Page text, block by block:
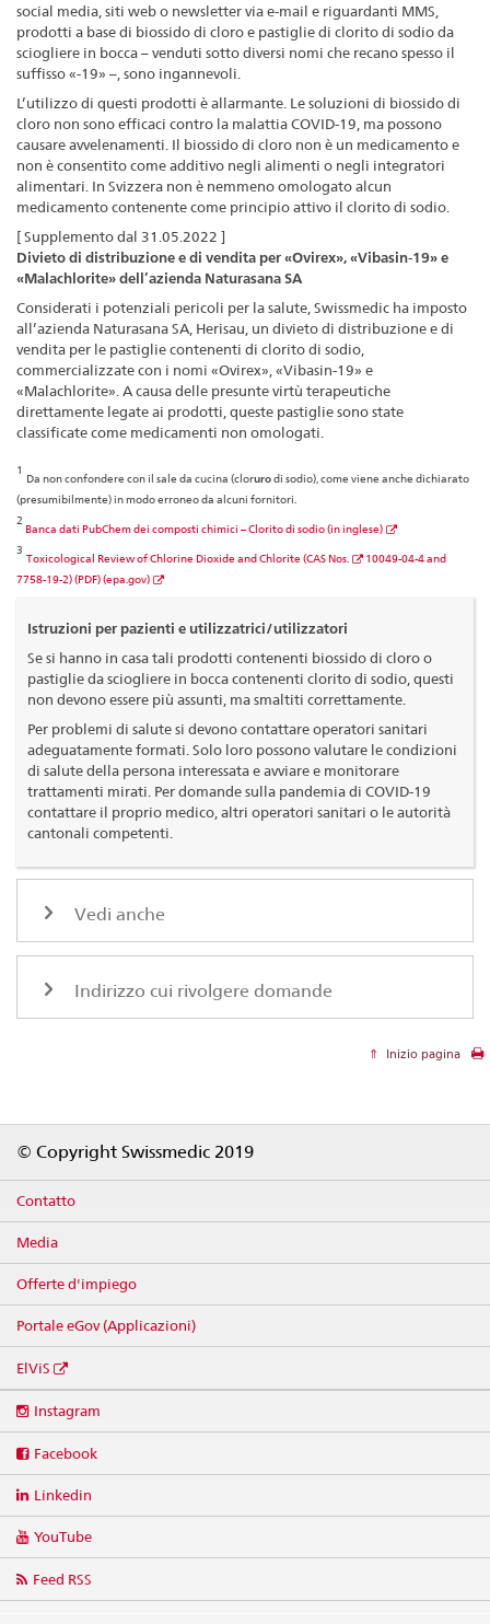
social media, siti web o newsletter via e-mail e riguardanti MMS,
prodotti a base di biossido di cloro e pastiglie di clorito di sodio da
sciogliere in bocca – venduti sotto diversi nomi che recano spesso il
suffisso «-19» –, sono ingannevoli.
L’utilizzo di questi prodotti è allarmante. Le soluzioni di biossido di
cloro non sono efficaci contro la malattia COVID-19, ma possono
causare avvelenamenti. Il biossido di cloro non è un medicamento e
non è consentito come additivo negli alimenti o negli integratori
alimentari. In Svizzera non è nemmeno omologato alcun
medicamento contenente come principio attivo il clorito di sodio.
[ Supplemento dal 31.05.2022 ]
Divieto di distribuzione e di vendita per «Ovirex», «Vibasin-19» e
«Malachlorite» dell’azienda Naturasana SA
Considerati i potenziali pericoli per la salute, Swissmedic ha imposto
all’azienda Naturasana SA, Herisau, un divieto di distribuzione e di
vendita per le pastiglie contenenti di clorito di sodio,
commercializzate con i nomi «Ovirex», «Vibasin-19» e
«Malachlorite». A causa delle presunte virtù terapeutiche
direttamente legate ai prodotti, queste pastiglie sono state
classificate come medicamenti non omologati.
1
Da non confondere con il sale da cucina (clorurodi sodio), come viene anche dichiarato
(presumibilmente) in modo erroneo da alcuni fornitori.
2
Banca dati PubChem dei composti chimici – Clorito di sodio (in inglese)
3
Toxicological Review of Chlorine Dioxide and Chlorite (CAS Nos.
10049-04-4 and
7758-19-2) (PDF) (epa.gov)
Istruzioni per pazienti e utilizzatrici/utilizzatori
Se si hanno in casa tali prodotti contenenti biossido di cloro o
pastiglie da sciogliere in bocca contenenti clorito di sodio, questi
non devono essere più assunti, ma smaltiti correttamente.
Per problemi di salute si devono contattare operatori sanitari
adeguatamente formati. Solo loro possono valutare le condizioni
di salute della persona interessata e avviare e monitorare
trattamenti mirati. Per domande sulla pandemia di COVID-19
contattare il proprio medico, altri operatori sanitari o le autorità
cantonali competenti.
Vedi anche
Indirizzo cui rivolgere domande
Inizio pagina
© Copyright Swissmedic 2019
Contatto
Media
Offerte d'impiego
Portale eGov (Applicazioni)
ElViS
media
Instagram
Facebook
Linkedin
YouTube
Feed RSS